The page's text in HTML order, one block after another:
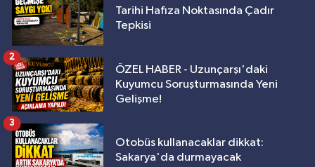
Tarihi Hafıza Noktasında Çadır
Tepkisi
ÖZEL HABER - Uzunçarşı'daki
Kuyumcu Soruşturmasında Yeni
Gelişme!
2
Otobüs kullanacaklar dikkat:
Sakarya'da durmayacak
3